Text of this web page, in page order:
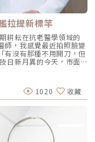
針」計畫？在辰美學，
火式改變。針對初次接觸
重塑」的方式來規劃妳
3 次為了達到最佳的彈
，完整的重塑需要時間
個月施打。這兩次密集的
散網絡，全面活化纖維母
6個月進行第三次施打。
拉皮效果更具層次感。
緻度與細緻質感通常可
擔的修復由於 Profhilo
極輕。只需在 24 小時內
瑜伽），其餘日常生活、
語：美，是找回妳原本
。Profhilo 逆時針的哲
像自己，我們希望妳在
。妳不需要厚重的粉底
五點注射技術。醫師
射，就能讓玻尿酸均勻
降低了術後瘀青和腫脹
聯劑：安全性高、低發
用任何化學交聯劑，能有
過多項國際認證，確保了
比較 療程名稱
拉提新標竿
耕耘在抗老醫學領域的
師，我感覺最近拍照臉變
有沒有那種不用開刀，但
日新月異的今天，市面
一台儀器時，我的首選
，隨著 Ultherapy
精準醫療」的新紀元。這
音二代會成為我臨床治
一、 為什麼「看得到」
」，而是「能量要打在
膜層（SMAS）的深
一個人的臉上，左側與
1020 收藏